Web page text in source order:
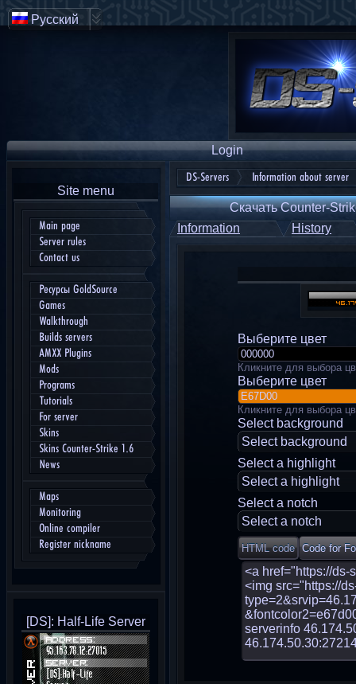
Login
Site menu
Main page
Server rules
Contact us
Ресурсы GoldSource
Games
Walkthrough
Builds servers
AMXX Plugins
Mods
Programs
Tutorials
For server
Skins
Skins Counter-Strike 1.6
News
Maps
Monitoring
Online compiler
Register nickname
[DS]: Half-Life Server
DS-Servers Information about server
Скачать Counter-
Information
History
Выберите цвет
Кликните для выбора
Выберите цвет
Кликните для выбора
Select background
Select background
Select a highlight
Select a highlight
Select a notch
Select a notch
Русский